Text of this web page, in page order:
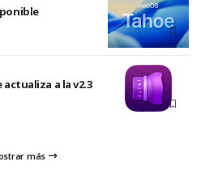
actualiza a la v2.3
más